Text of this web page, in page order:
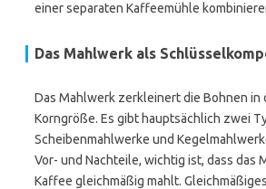
einer separaten Kaffeemühle
Das Mahlwerk als
Das Mahlwerk zerkleinert die Bohnen in
Korngröße. Es gibt hauptsächlich zwei
Scheibenmahlwerke und
Vor- und Nachteile, wichtig ist, dass das
Kaffee gleichmäßig mahlt.